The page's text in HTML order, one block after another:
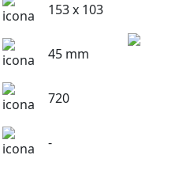
153 x 103
45 mm
720
-